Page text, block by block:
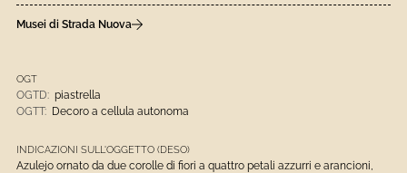
Musei di Strada Nuova
OGT
OGTD: piastrella
OGTT: Decoro a cellula autonoma
INDICAZIONI SULL'OGGETTO (DESO)
Azulejo ornato da due corolle di fiori a quattro petali azzurri e arancioni,